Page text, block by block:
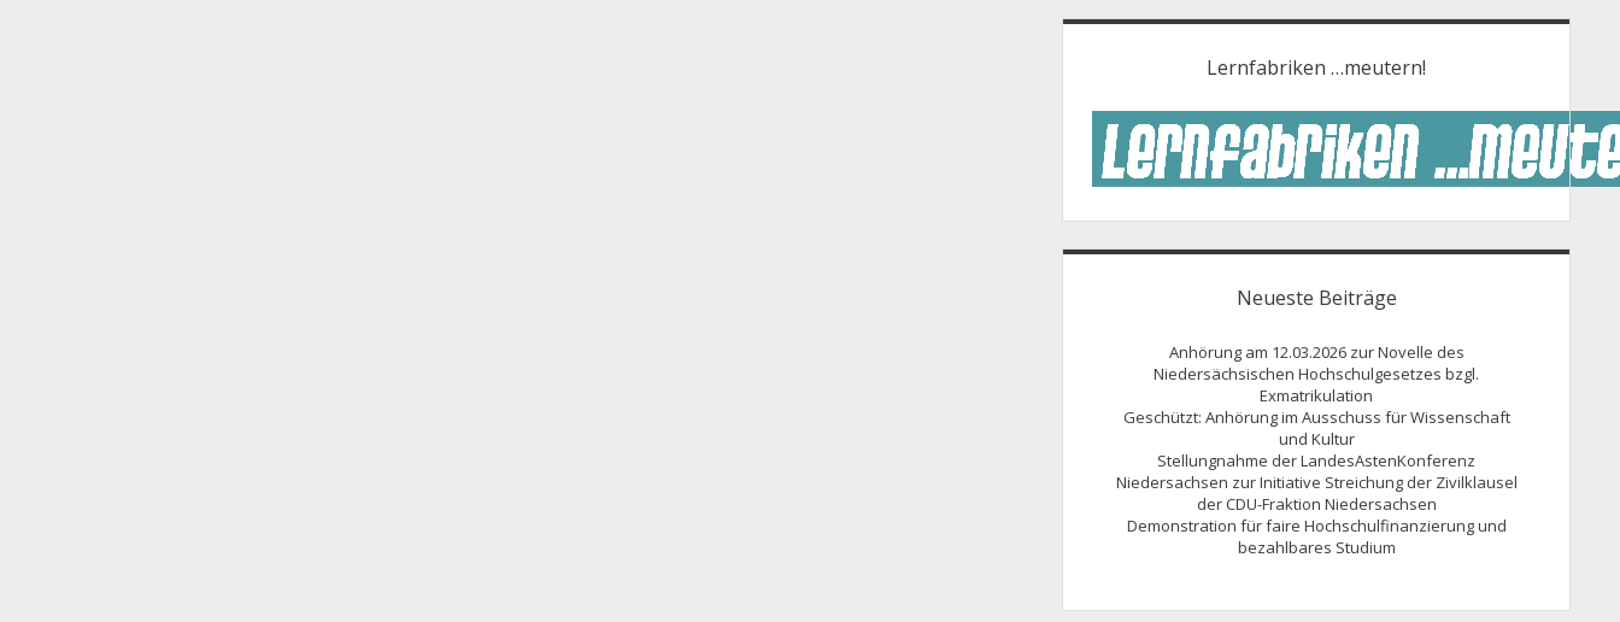
Lernfabriken …meutern!
Neueste Beiträge
Anhörung am 12.03.2026 zur Novelle des
Niedersächsischen Hochschulgesetzes bzgl.
Exmatrikulation
Geschützt: Anhörung im Ausschuss für Wissenschaft
und Kultur
Stellungnahme der LandesAstenKonferenz
Niedersachsen zur Initiative Streichung der Zivilklausel
der CDU-Fraktion Niedersachsen
Demonstration für faire Hochschulfinanzierung und
bezahlbares Studium